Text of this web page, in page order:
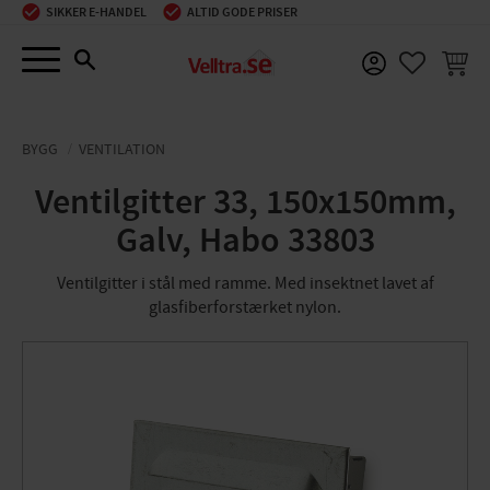
Menu
SIKKER E-HANDEL ALTID GODE PRISER
BYGG VENTILATION
Ventilgitter 33, 150x150mm,
Galv, Habo 33803
Ventilgitter i stål med ramme. Med insektnet lavet af
glasfiberforstærket nylon.